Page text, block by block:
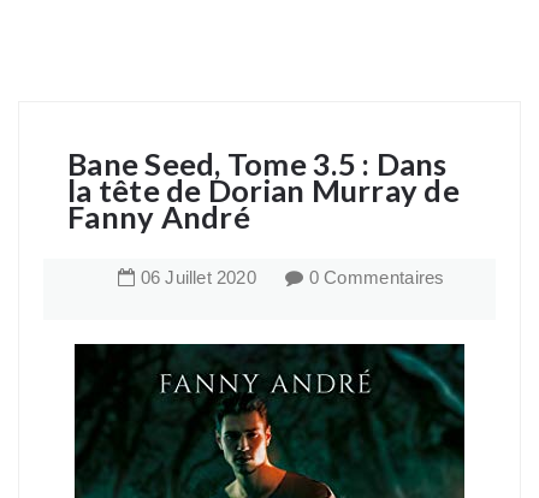
Bane Seed, Tome 3.5 : Dans
la tête de Dorian Murray de
Fanny André
06 Juillet 2020 0 Commentaires